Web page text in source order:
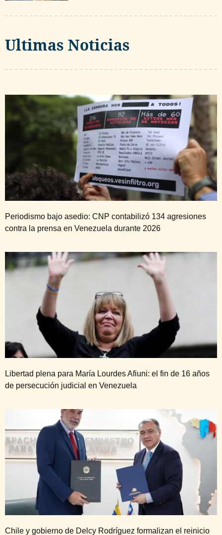
Ultimas Noticias
Periodismo bajo asedio: CNP contabilizó 134 agresiones
contra la prensa en Venezuela durante 2026
Libertad plena para María Lourdes Afiuni: el fin de 16 años
de persecución judicial en Venezuela
Chile y gobierno de Delcy Rodríguez formalizan el reinicio